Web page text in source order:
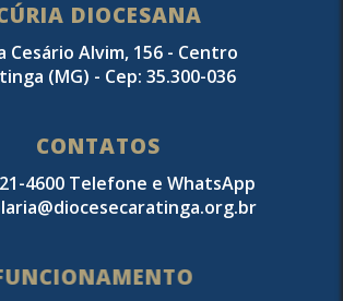
DIOCESANA
Cesário Alvim, 156 - Centro
(MG) - Cep: 35.300-036
CONTATOS
4600 Telefone e WhatsApp